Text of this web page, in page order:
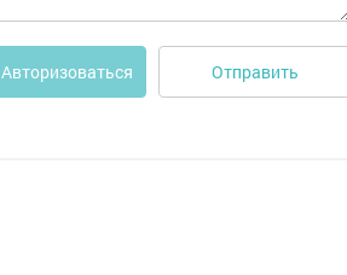
Авторизоваться Отправить